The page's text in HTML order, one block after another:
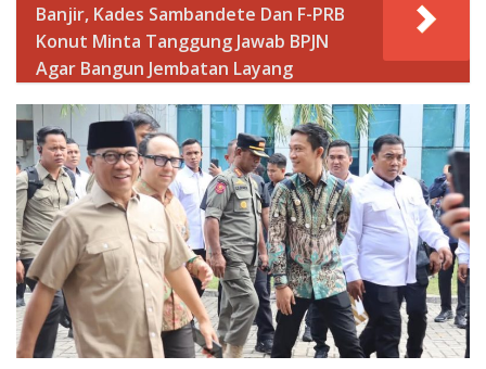
Banjir, Kades Sambandete Dan F-PRB
Konut Minta Tanggung Jawab BPJN
Agar Bangun Jembatan Layang